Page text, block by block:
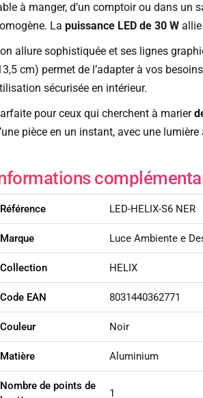
à manger, d’un comptoir ou dans un
La puissance LED de 30 Wallie
allure sophistiquée et ses lignes
cm) permet de l’adapter à vos
sécurisée en intérieur.
pour ceux qui cherchent à marier
pièce en un instant, avec une
Référence LED-HELIX-S6 NER
Marque Luce Ambiente e
Collection HELIX
Code EAN 8031440362771
Couleur Noir
Matière Aluminium
Nombre de points de
1